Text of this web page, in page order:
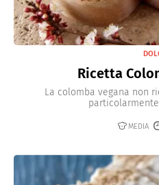
Ricetta
La colomba vegana non
MEDIA